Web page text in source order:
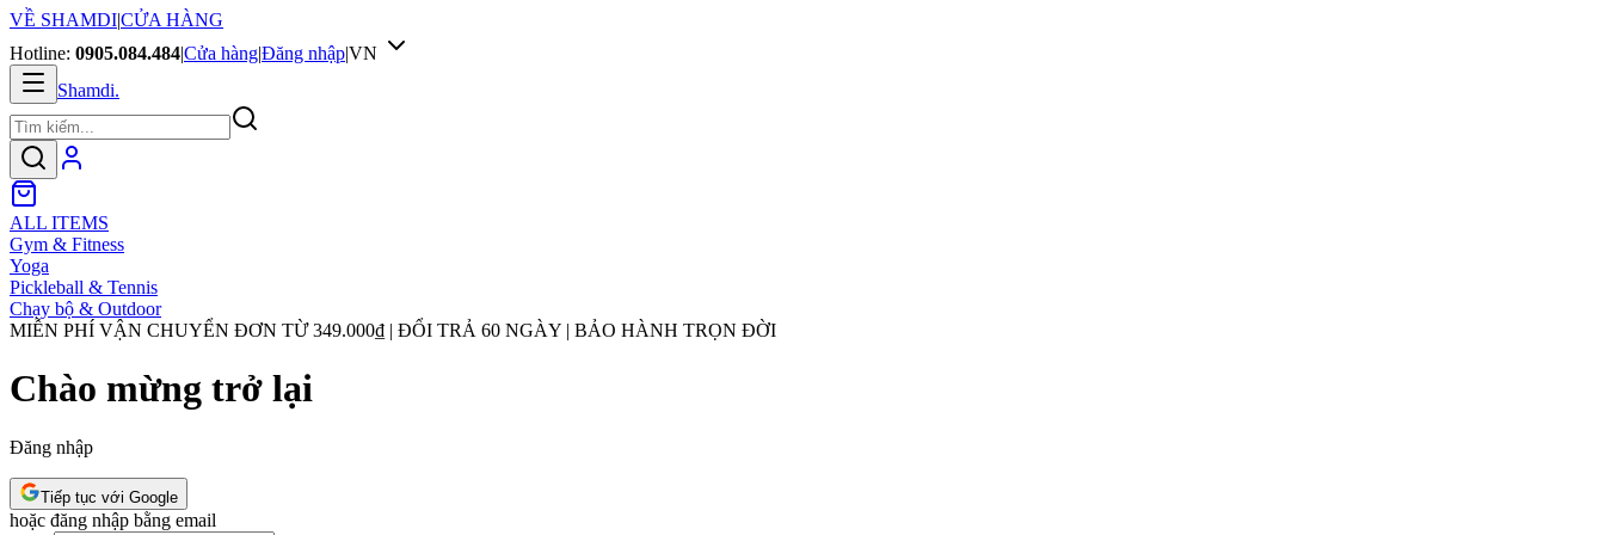
VỀ SHAMDI|CỬA HÀNG
Hotline: 0905.084.484|Cửa hàng|Đăng nhập|VN
Shamdi.
ALL ITEMS
Gym & Fitness
Yoga
Pickleball & Tennis
Chạy bộ & Outdoor
MIỄN PHÍ VẬN CHUYỂN ĐƠN TỪ349.000₫ | ĐỔI TRẢ 60 NGÀY | BẢO HÀNH TRỌN ĐỜI
Chào mừng trở lại
Đăng nhập
Tiếp tục với Google
hoặc đăng nhập bằng email